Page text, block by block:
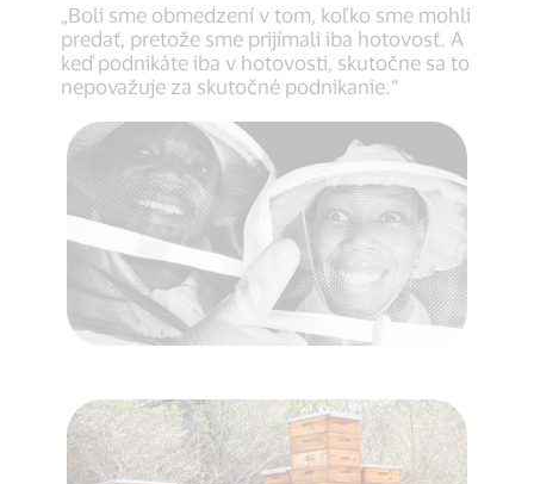
„Boli sme obmedzení v tom, koľko sme mohli
predať, pretože sme prijímali iba hotovosť. A
keď podnikáte iba v hotovosti, skutočne sa to
nepovažuje za skutočné podnikanie.“